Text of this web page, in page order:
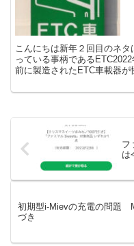
こんにちは新年２回目のネ
っている事柄である
前に製造されたETC車載器が
フ
は
初期型i-Mievの充電の問題
づき